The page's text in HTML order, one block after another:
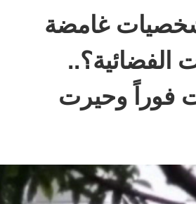
غامضة
الفضائية؟..
فوراً وحيرت